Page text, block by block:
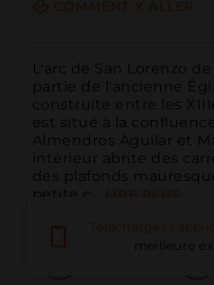
L'arc de San Lorenzo
partie de l'ancienne
construite entre les
est situé à la
Almendros Aguilar et
intérieur abrite des
des plafonds
petite c...
meilleure